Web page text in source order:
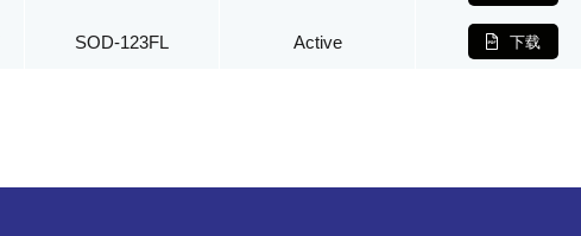
SOD-123FL Active 下载